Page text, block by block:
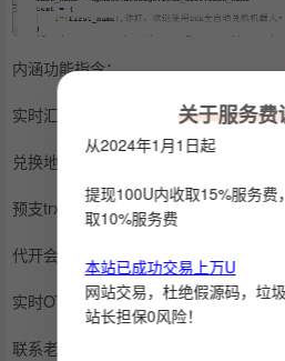
内涵功能指令：
实时汇率
兑换地址
预支trx
代开会员（手动）
实时OTC
联系老板
关于服务费
从2024年1月1日起
提现100U内收取15%服务费
取10%服务费
本站已成功交易上万U
网站交易，杜绝假源码，垃
站长担保0风险！